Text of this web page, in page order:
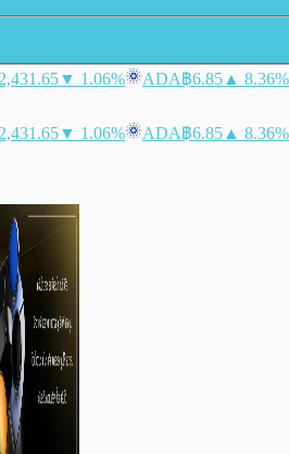
▼ 1.06% ADA฿6.85 ▲ 8.36%
▼ 1.06% ADA฿6.85 ▲ 8.36%